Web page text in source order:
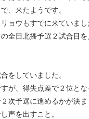
、来たようです。
ョウもすでに来ていまし
全日北播予選２試合目を
をしていました。
が、得失点差で２位とな
次予選に進めるかが決ま
声を出すこと。